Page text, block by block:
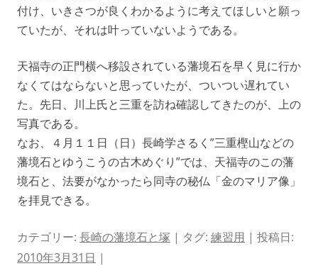
付け、いきさつが良くわかるように考えてほしいと願っ
ていたが、それは叶っていないようである。
天福寺の正門横へ移設されている藩境石を早く見に行か
なくてはならないと思っていたが、ついつい遅れてい
た。先日、川上氏と三重を訪ね確認してきたのが、上の
写真である。
なお、４月１１日（日）長崎学さるく”三重樫山などの
藩境石とゆうこうの古木めぐり”では、天福寺のこの藩
境石と、法要がなかったら同寺の秘仏「金のマリア像」
を拝見できる。
カテゴリー: 長崎の藩境石と塚 | タグ: 練習用 | 投稿日:
2010年3月31日 |